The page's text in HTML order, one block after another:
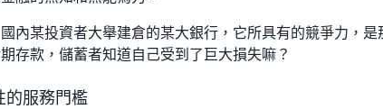
內某投資者大舉建倉的某大銀行，它所具有的競爭力，
存款，儲蓄者知道自己受到了巨大損失嘛？
的服務門檻